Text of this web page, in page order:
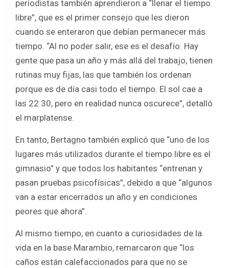
periodistas también aprendieron a “llenar el tiempo
libre”, que es el primer consejo que les dieron
cuando se enteraron que debían permanecer más
tiempo. “Al no poder salir, ese es el desafío. Hay
gente que pasa un año y más allá del trabajo, tienen
rutinas muy fijas, las que también los ordenan
porque es de día casi todo el tiempo. El sol cae a
las 22:30, pero en realidad nunca oscurece”, detalló
el marplatense.
En tanto, Bertagno también explicó que “uno de los
lugares más utilizados durante el tiempo libre es el
gimnasio” y que todos los habitantes “entrenan y
pasan pruebas psicofísicas”, debido a que “algunos
van a estar encerrados un año y en condiciones
peores que ahora”.
Al mismo tiempo, en cuanto a curiosidades de la
vida en la base Marambio, remarcaron que “los
caños están calefaccionados para que no se